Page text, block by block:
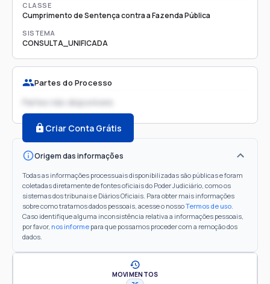
CLASSE
Cumprimento de Sentença contra a Fazenda Pública
SISTEMA
CONSULTA_UNIFICADA
Partes do Processo
Partes não disponíveis
Criar Conta Grátis
Origem das informações
Todas as informações processuais disponibilizadas são públicas e foram
coletadas diretamente de fontes oficiais do Poder Judiciário, como os
sistemas dos tribunais e Diários Oficiais. Para obter mais informações
sobre como tratamos dados pessoais, acesse o nossoTermos de uso.
Caso identifique alguma inconsistência relativa a informações pessoais,
por favor, nos informe para que possamos proceder com a remoção dos
dados.
MOVIMENTOS